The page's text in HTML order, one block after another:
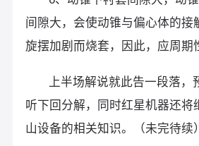
间隙大，会使动锥与偏心体的接
旋摆加剧而烧套，因此，应周期
上半场解说就此告一段落，
听下回分解，同时红星机器还将
山设备的相关知识。（未完待续）